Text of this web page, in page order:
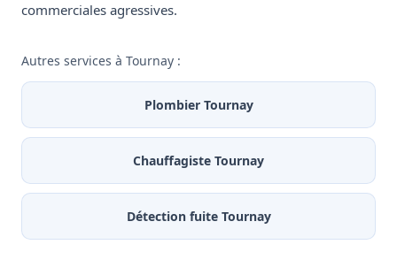
commerciales agressives.
Autres services à Tournay :
Plombier Tournay
Chauffagiste Tournay
Détection fuite Tournay